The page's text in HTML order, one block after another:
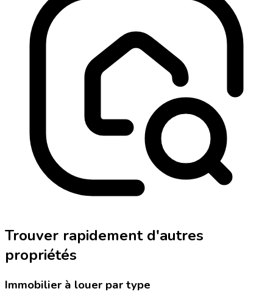
Trouver rapidement d'autres
propriétés
Immobilier à louer par type